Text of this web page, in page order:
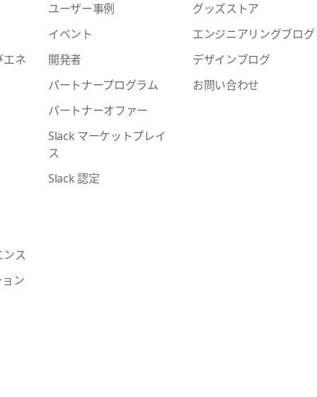
エネ
ス
ン
ユーザー事例
イベント
開発者
パートナープログラム
パートナーオファー
Slack マーケットプレイ
ス
Slack 認定
グッズストア
エンジニアリングブログ
デザインブログ
お問い合わせ